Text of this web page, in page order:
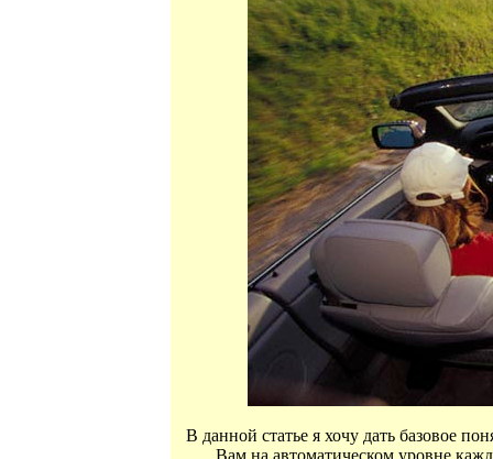
В данной статье я хочу дать базовое
Вам на автоматическом уровне